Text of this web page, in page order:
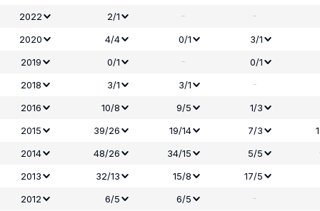
2022 2/1 - -
2020 4/4 0/1
3/1
2019
0/1 -
0/1
2018
3/1 3/1 -
2016 10/8 9/5
1/3
2015
39/26 19/14 7/3
2014
48/26 34/15 5/5
2013
32/13 15/8
17/5
2012
6/5 6/5 -